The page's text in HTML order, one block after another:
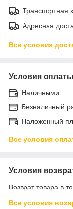
Транспортная
Адресная
Все условия
Условия оплаты
Наличными
Безналичный
Наложенный
Все условия
Условия
Возврат товара в
Все условия